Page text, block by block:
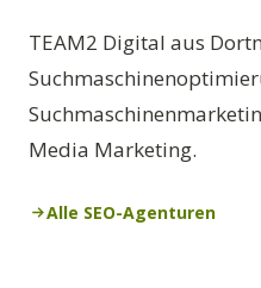
TEAM2 Digital aus
Media Marketing.
Alle SEO-Agenturen